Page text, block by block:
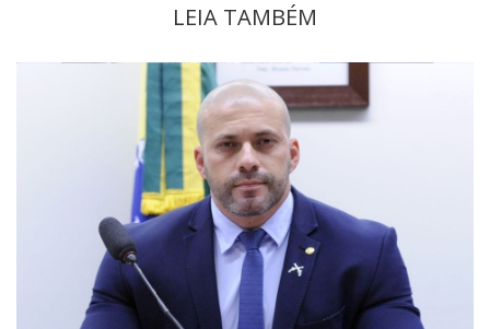
LEIA TAMBÉM